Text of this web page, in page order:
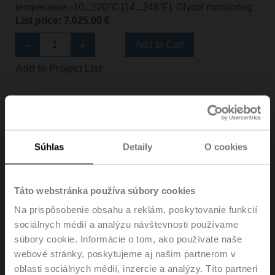
Súhlas Detaily O cookies
Táto webstránka používa súbory cookies
Na prispôsobenie obsahu a reklám, poskytovanie funkcií
sociálnych médií a analýzu návštevnosti používame
súbory cookie. Informácie o tom, ako používate naše
webové stránky, poskytujeme aj našim partnerom v
oblasti sociálnych médií, inzercie a analýzy. Títo partneri
temperature -10...120°C [14...248°F], Glycol monitoring
List price: 7.025,00 €
EV080F+BAC
AC/DC 24 V, BACnet/IP, BACnet MS/TP, Modbus TCP,
Modbus RTU, MP-Bus, Cloud, 2...10 V, DN 80, Flange,
PN 16, ps 1600 kPa, Vnom 11 l/s, Fluid
temperature -10...120°C [14...248°F], Glycol monitoring
List price: 6.080,00 €
Add to Cart